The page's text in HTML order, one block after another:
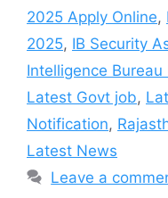
2025 Apply Online,
2025, IB Security
Intelligence
Latest Govt job,
Notification,
Latest News
Leave a